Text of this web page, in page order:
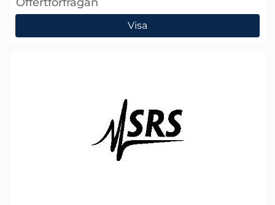
, SRS Förlängd garanti (2 extra år) för SG392
Visa